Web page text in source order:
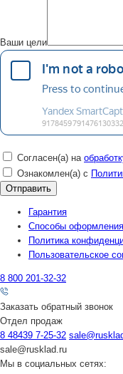
Ваши цели
Согласен(а) на
Ознакомлен(а) с
Гарантия
Способы оформления
Политика
Пользовательское
8 800 201-32-32
Заказать обратный звонок
Отдел продаж
8 48439 7-25-32
sale@rusklad.ru
Мы в социальных сетях: